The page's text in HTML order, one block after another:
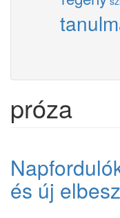
próza
és új